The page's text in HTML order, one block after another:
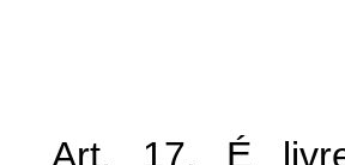
Art. 17. É